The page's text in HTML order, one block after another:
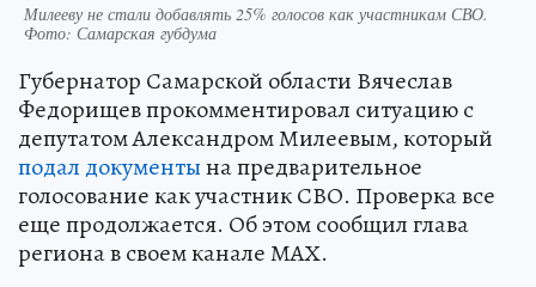
Милееву не стали добавлять 25% голосов как участникам СВО.
Фото: Самарская губдума
Губернатор Самарской области Вячеслав
Федорищев прокомментировал ситуацию с
депутатом Александром Милеевым, который
подал документына предварительное
голосование как участник СВО. Проверка все
еще продолжается. Об этом сообщил глава
региона в своем канале МАХ.